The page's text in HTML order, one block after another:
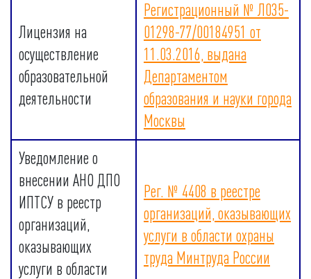
Лицензия на
осуществление
образовательной
деятельности
Регистрационный № Л035-
01298-77/00184951 от
11.03.2016, выдана
Департаментом
образования и науки города
Москвы
Уведомление о
внесении АНО ДПО
ИПТСУ в реестр
организаций,
оказывающих
услуги в области
Рег. № 4408 в реестре
организаций, оказывающих
услуги в области охраны
труда Минтруда России